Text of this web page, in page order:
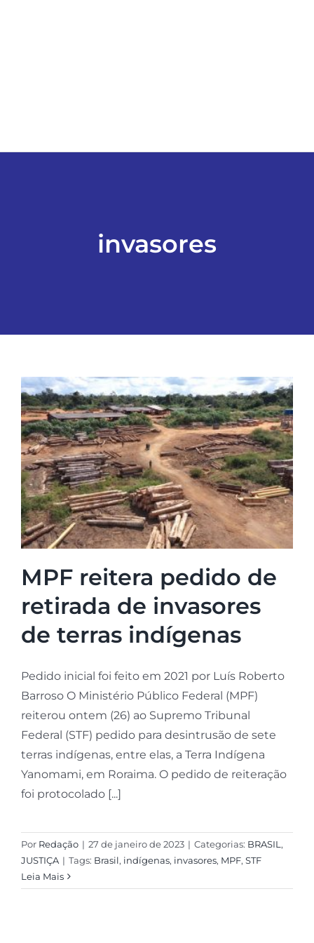
EDIÇÕES EM PDFinvasores
MPF reitera pedido de
retirada de invasores
de terras indígenas
Pedido inicial foi feito em 2021 por Luís Roberto
Barroso O Ministério Público Federal (MPF)
reiterou ontem (26) ao Supremo Tribunal
Federal (STF) pedido para desintrusão de sete
terras indígenas, entre elas, a Terra Indígena
Yanomami, em Roraima. O pedido de reiteração
foi protocolado [...]
Por Redação | 27 de janeiro de 2023 | Categorias: BRASIL,
JUSTIÇA | Tags: Brasil, indígenas, invasores, MPF, STF
Leia Mais